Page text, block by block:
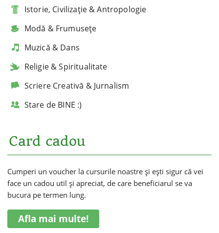
Istorie, Civilizație & Antropologie
Modă & Frumusețe
Muzică & Dans
Religie & Spiritualitate
Scriere Creativă & Jurnalism
Stare de BINE :)
Card cadou
Cumperi un voucher la cursurile noastre și ești sigur că vei
face un cadou util și apreciat, de care beneficiarul se va
bucura pe termen lung.
Afla mai multe!